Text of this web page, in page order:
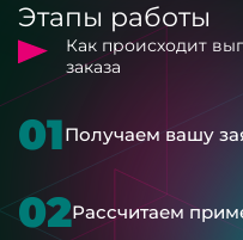
Этапы работы
Как происходит
заказа
01Получаем вашу
02Рассчитаем